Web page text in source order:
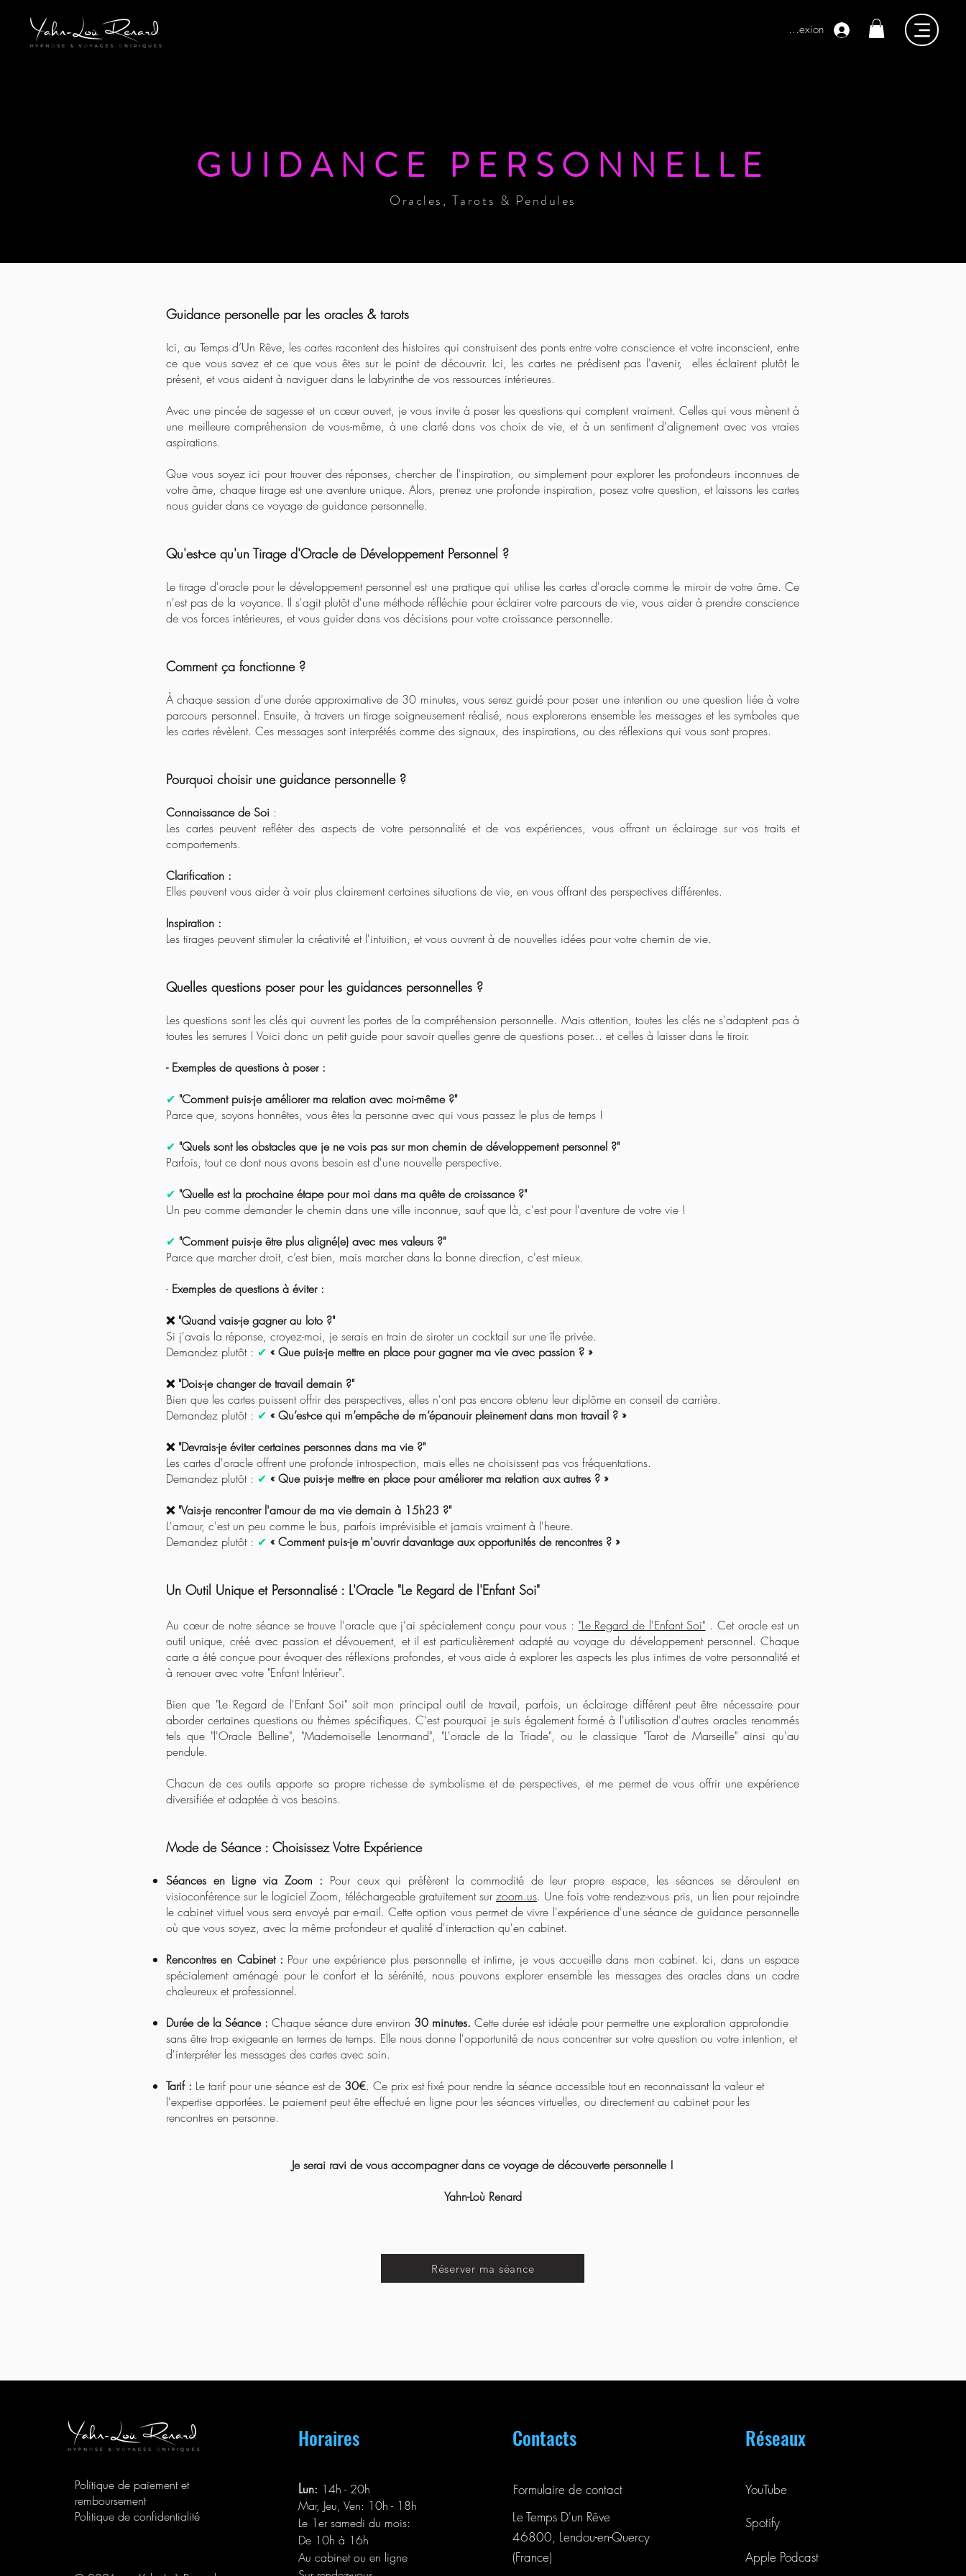
Connexion
GUIDANCE PERSONNELLE
Oracles, Tarots & Pendules
Guidance personelle par les oracles & tarots
Ici, au Temps d’Un Rêve, les cartes racontent des histoires qui construisent desponts entre votre conscience et votre inconscient, entre
ce que vous savez et ce que vous êtes sur le point de découvrir. Ici, les cartes ne prédisent pas l'avenir, elles éclairent plutôt le
présent, et vous aident à naviguer dans le labyrinthe de vos ressources intérieures.
Avec une pincée de sagesse et un cœur ouvert, je vous invite à poser les questions qui comptent vraiment. Celles qui vous mènent à
une meilleure compréhension de vous-même, à une clarté dans vos choix de vie, et à un sentiment d'alignement avec vos vraies
aspirations.
Que vous soyez ici pour trouver des réponses, chercher de l'inspiration, ou simplement pour explorer les profondeurs inconnues de
votre âme, chaque tirage est une aventure unique. Alors, prenez une profonde inspiration, posez votre question, et laissons les cartes
nous guider dans ce voyage de guidance personnelle.
Qu'est-ce qu'un Tirage d'Oracle de Développement Personnel ?
Le tirage d'oracle pour le développement personnel est une pratique qui utilise les cartes d'oracle comme le miroir de votre âme. Ce
n'est pas de la voyance. Il s'agit plutôt d'une méthode réfléchie pour éclairer votre parcours de vie, vous aider à prendre conscience
de vos forces intérieures, et vous guider dans vos décisions pour votre croissance personnelle.
Comment ça fonctionne ?
À chaque session d'une durée approximative de 30 minutes, vous serez guidé pour poser une intention ou une question liée à votre
parcours personnel. Ensuite, à travers un tirage soigneusement réalisé, nous explorerons ensemble les messages et les symboles que
les cartes révèlent. Ces messages sont interprétés comme des signaux, des inspirations, ou des réflexions qui vous sont propres.
Pourquoi choisir une guidance personnelle ?
Connaissance de Soi :
Les cartes peuvent refléter des aspects de votre personnalité et de vos expériences, vous offrant un éclairage sur vos traits et
comportements.
Clarification :
Elles peuvent vous aider à voir plus clairement certaines situations de vie, en vous offrant des perspectives différentes.
Inspiration :
Les tirages peuvent stimuler la créativité et l'intuition, et vous ouvrent à de nouvelles idées pour votre chemin de vie.
Quelles questions poser pour les guidances personnelles ?
Les questions sont les clés qui ouvrent les portes de la compréhension personnelle. Mais attention, toutes les clés ne s'adaptent pas à
toutes les serrures ! Voici donc un petit guide pour savoir quelles genre de questions poser... et celles à laisser dans le tiroir.
- Exemples de questions à poser :
✔ "Comment puis-je améliorer ma relation avec moi-même ?"
Parce que, soyons honnêtes, vous êtes la personne avec qui vous passez le plus de temps !
✔ "Quels sont les obstacles que je ne vois pas sur mon chemin de développement personnel ?"
Parfois, tout ce dont nous avons besoin est d'une nouvelle perspective.
✔ "Quelle est la prochaine étape pour moi dans ma quête de croissance ?"
Un peu comme demander le chemin dans une ville inconnue, sauf que là, c'est pour l'aventure de votre vie !
✔ "Comment puis-je être plus aligné(e) avec mes valeurs ?"
Parce que marcher droit, c’est bien, mais marcher dans la bonne direction, c'est mieux.
- Exemples de questions à éviter :
❌ "Quand vais-je gagner au loto ?"
Si j'avais la réponse, croyez-moi, je serais en train de siroter un cocktail sur une île privée.
Demandez plutôt : ✔ « Que puis-je mettre en place pour gagner ma vie avec passion ? »
❌ "Dois-je changer de travail demain ?"
Bien que les cartes puissent offrir des perspectives, elles n'ont pas encore obtenu leur diplôme en conseil de carrière.
Demandez plutôt : ✔ « Qu’est-ce qui m’empêche de m’épanouir pleinement dans mon travail ? »
❌ "Devrais-je éviter certaines personnes dans ma vie ?"
Les cartes d'oracle offrent une profonde introspection, mais elles ne choisissent pas vos fréquentations.
Demandez plutôt : ✔ « Que puis-je mettre en place pour améliorer ma relation aux autres ? »
❌ "Vais-je rencontrer l'amour de ma vie demain à 15h23 ?"
L'amour, c'est un peu comme le bus, parfois imprévisible et jamais vraiment à l'heure.
Demandez plutôt : ✔ « Comment puis-je m'ouvrir davantage aux opportunités de rencontres ? »
Un Outil Unique et Personnalisé : L'Oracle "Le Regard de l'Enfant Soi"
Au cœur de notre séance se trouve l'oracle que j'ai spécialement conçu pour vous : "Le Regard de l'Enfant Soi" . Cet oracle est un
outil unique, créé avec passion et dévouement, et il est particulièrement adapté au voyage du développement personnel. Chaque
carte a été conçue pour évoquer des réflexions profondes, et vous aide à explorer les aspects les plus intimes de votre personnalité et
à renouer avec votre "Enfant Intérieur".
Bien que "Le Regard de l'Enfant Soi" soit mon principal outil de travail, parfois, un éclairage différent peut être nécessaire pour
aborder certaines questions ou thèmes spécifiques. C'est pourquoi je suis également formé à l'utilisation d'autres oracles renommés
tels que "l'Oracle Belline", "Mademoiselle Lenormand", "L'oracle de la Triade", ou le classique "Tarot de Marseille" ainsi qu'au
pendule.
Chacun de ces outils apporte sa propre richesse de symbolisme et de perspectives, et me permet de vous offrir une expérience
diversifiée et adaptée à vos besoins.
Mode de Séance : Choisissez Votre Expérience
Séances en Ligne via Zoom : Pour ceux qui préfèrent la commodité de leur propre espace, les séances se déroulent en
visioconférence sur le logiciel Zoom, téléchargeable gratuitement surzoom.us. Une fois votre rendez-vous pris, un lien pour rejoindre
le cabinet virtuel vous sera envoyé par e-mail. Cette option vous permet de vivre l'expérience d'une séance de guidance personnelle
où que vous soyez, avec la même profondeur et qualité d'interaction qu'en cabinet.
Rencontres en Cabinet : Pour une expérience plus personnelle et intime, je vous accueille dans mon cabinet. Ici, dans un espace
spécialement aménagé pour le confort et la sérénité, nous pouvons explorer ensemble les messages des oracles dans un cadre
chaleureux et professionnel.
Durée de la Séance : Chaque séance dure environ 30 minutes. Cette durée est idéale pour permettre une exploration approfondie
sans être trop exigeante en termes de temps. Elle nous donne l'opportunité de nous concentrer sur votre question ou votre intention, et
d'interpréter les messages des cartes avec soin.
Tarif : Le tarif pour une séance est de 30€. Ce prix est fixé pour rendre la séance accessible tout en reconnaissant la valeur et
l'expertise apportées. Le paiement peut être effectué en ligne pour les séances virtuelles, ou directement au cabinet pour les
rencontres en personne.
Je serai ravi de vous accompagner dans ce voyage de découverte personnelle !
Yahn-Loù Renard
Réserver ma séance
Politique de paiement et
remboursement
Politique de confidentialité
Horaires
Lun: 14h - 20h
Mar, Jeu, Ven: 10h - 18h
Le 1er samedi du mois:
De 10h à 16h
Au cabinet ou en ligne
Contacts
Formulaire de contact
Le Temps D'un Rêve
46800, Lendou-en-Quercy
(France)
Réseaux
YouTube
Spotify
Apple Podcast